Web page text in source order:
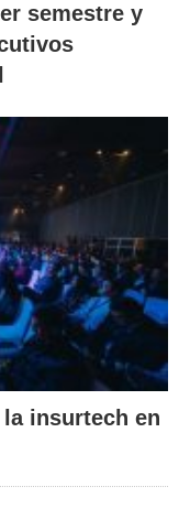
semestre y
insurtech en